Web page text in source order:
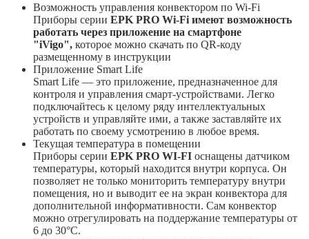
Возможность управления конвектором по Wi-Fi
Приборы серии EPK PRO Wi-Fi имеют возможность
работать через приложение на смартфоне
"iVigo", которое можно скачать по QR-коду
размещенному в инструкции
Приложение Smart Life
Smart Life — это приложение, предназначенное для
контроля и управления смарт-устройствами. Легко
подключайтесь к целому ряду интеллектуальных
устройств и управляйте ими, а также заставляйте их
работать по своему усмотрению в любое время.
Текущая температура в помещении
Приборы серии EPK PRO WI-FI оснащены датчиком
температуры, который находится внутри корпуса. Он
позволяет не только мониторить температуру внутри
помещения, но и выводит ее на экран конвектора для
дополнительной информативности. Сам конвектор
можно отрегулировать на поддержание температуры от
6 до 30°С.